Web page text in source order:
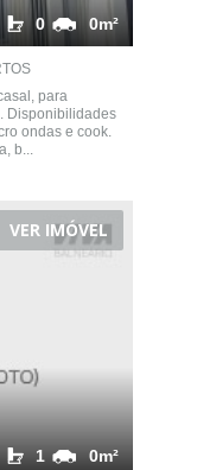
0m²
0
para
Disponibilidades
ondas e cook.
b...
VER IMÓVEL
0m²
1